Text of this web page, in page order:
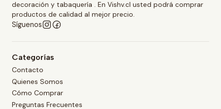
decoración y tabaquería . En Vishv.cl usted podrá comprar
productos de calidad al mejor precio.
Síguenos
Categorías
Contacto
Quienes Somos
Cómo Comprar
Preguntas Frecuentes